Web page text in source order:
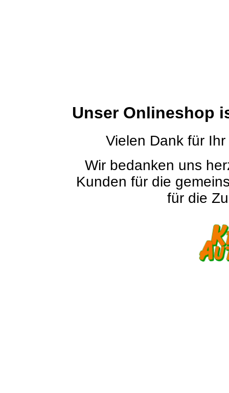
Unser Onlineshop
Vielen Dank für
Wir bedanken uns
Kunden für die
für die